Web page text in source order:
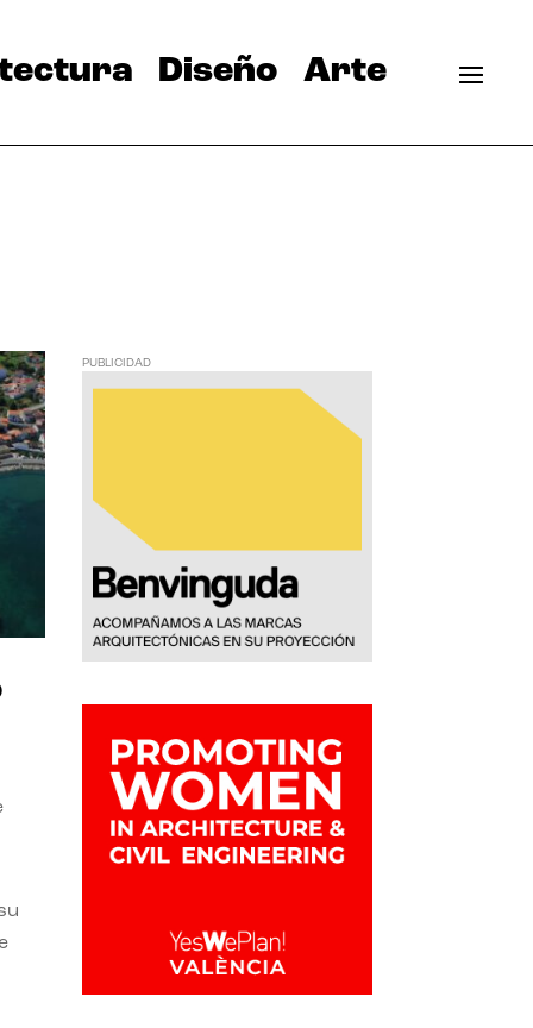
Diseño Arte
PUBLICIDAD